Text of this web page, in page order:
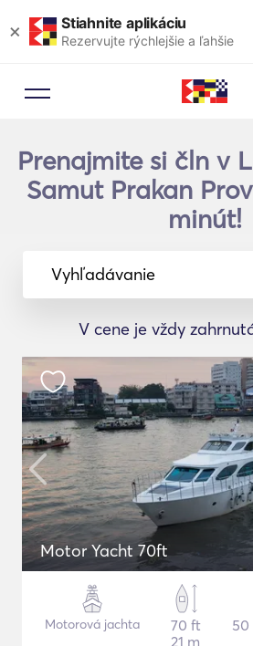
× Stiahnite aplikáciu
Rezervujte rýchlejšie a ľahšie
Prenajmite si čln v
Samut Prakan
minút!
Vyhľadávanie
V cene je vždy
Motor Yacht 70ft
Motorová jachta
70 ft
21 m
50